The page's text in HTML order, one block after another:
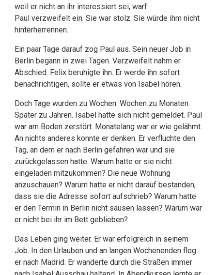
weil er nicht an ihr interessiert sei, warf
Paul verzweifelt ein. Sie war stolz. Sie würde ihm nicht
hinterherrennen.
Ein paar Tage darauf zog Paul aus. Sein neuer Job in
Berlin begann in zwei Tagen. Verzweifelt nahm er
Abschied. Felix beruhigte ihn. Er werde ihn sofort
benachrichtigen, sollte er etwas von Isabel hören.
Doch Tage wurden zu Wochen. Wochen zu Monaten.
Später zu Jahren. Isabel hatte sich nicht gemeldet. Paul
war am Boden zerstört. Monatelang war er wie gelähmt.
An nichts anderes konnte er denken. Er verfluchte den
Tag, an dem er nach Berlin gefahren war und sie
zurückgelassen hatte. Warum hatte er sie nicht
eingeladen mitzukommen? Die neue Wohnung
anzuschauen? Warum hatte er nicht darauf bestanden,
dass sie die Adresse sofort aufschrieb? Warum hatte
er den Termin in Berlin nicht sausen lassen? Warum war
er nicht bei ihr im Bett geblieben?
Das Leben ging weiter. Er war erfolgreich in seinem
Job. In den Urlauben und an langen Wochenenden flog
er nach Madrid. Er wanderte durch die Straßen immer